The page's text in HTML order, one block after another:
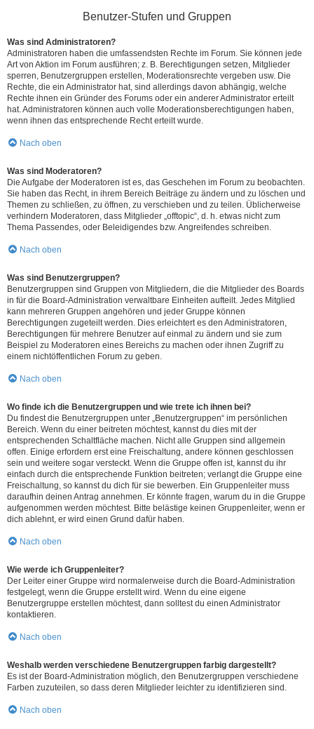
Benutzer-Stufen und Gruppen
Was sind Administratoren?
Administratoren haben die umfassendsten Rechte im Forum. Sie können jede
Art von Aktion im Forum ausführen; z. B. Berechtigungen setzen, Mitglieder
sperren, Benutzergruppen erstellen, Moderationsrechte vergeben usw. Die
Rechte, die ein Administrator hat, sind allerdings davon abhängig, welche
Rechte ihnen ein Gründer des Forums oder ein anderer Administrator erteilt
hat. Administratoren können auch volle Moderationsberechtigungen haben,
wenn ihnen das entsprechende Recht erteilt wurde.
Nach oben
Was sind Moderatoren?
Die Aufgabe der Moderatoren ist es, das Geschehen im Forum zu beobachten.
Sie haben das Recht, in ihrem Bereich Beiträge zu ändern und zu löschen und
Themen zu schließen, zu öffnen, zu verschieben und zu teilen. Üblicherweise
verhindern Moderatoren, dass Mitglieder „offtopic“, d. h. etwas nicht zum
Thema Passendes, oder Beleidigendes bzw. Angreifendes schreiben.
Nach oben
Was sind Benutzergruppen?
Benutzergruppen sind Gruppen von Mitgliedern, die die Mitglieder des Boards
in für die Board-Administration verwaltbare Einheiten aufteilt. Jedes Mitglied
kann mehreren Gruppen angehören und jeder Gruppe können
Berechtigungen zugeteilt werden. Dies erleichtert es den Administratoren,
Berechtigungen für mehrere Benutzer auf einmal zu ändern und sie zum
Beispiel zu Moderatoren eines Bereichs zu machen oder ihnen Zugriff zu
einem nichtöffentlichen Forum zu geben.
Nach oben
Wo finde ich die Benutzergruppen und wie trete ich ihnen bei?
Du findest die Benutzergruppen unter „Benutzergruppen“ im persönlichen
Bereich. Wenn du einer beitreten möchtest, kannst du dies mit der
entsprechenden Schaltfläche machen. Nicht alle Gruppen sind allgemein
offen. Einige erfordern erst eine Freischaltung, andere können geschlossen
sein und weitere sogar versteckt. Wenn die Gruppe offen ist, kannst du ihr
einfach durch die entsprechende Funktion beitreten; verlangt die Gruppe eine
Freischaltung, so kannst du dich für sie bewerben. Ein Gruppenleiter muss
daraufhin deinen Antrag annehmen. Er könnte fragen, warum du in die Gruppe
aufgenommen werden möchtest. Bitte belästige keinen Gruppenleiter, wenn er
dich ablehnt, er wird einen Grund dafür haben.
Nach oben
Wie werde ich Gruppenleiter?
Der Leiter einer Gruppe wird normalerweise durch die Board-Administration
festgelegt, wenn die Gruppe erstellt wird. Wenn du eine eigene
Benutzergruppe erstellen möchtest, dann solltest du einen Administrator
kontaktieren.
Nach oben
Weshalb werden verschiedene Benutzergruppen farbig dargestellt?
Es ist der Board-Administration möglich, den Benutzergruppen verschiedene
Farben zuzuteilen, so dass deren Mitglieder leichter zu identifizieren sind.
Nach oben